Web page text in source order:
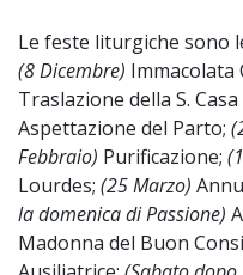
Le feste liturgiche sono
(8 Dicembre) Immacolata
Traslazione della S.
Aspettazione del Parto;
Febbraio) Purificazione;
Lourdes; (25 Marzo)
la domenica di Passione)
Madonna del Buon